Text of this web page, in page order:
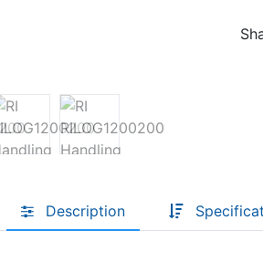
Description
Descoperă RiA
flotei de roboți
Conectează roboți,
o singură soluție
Află mai mult